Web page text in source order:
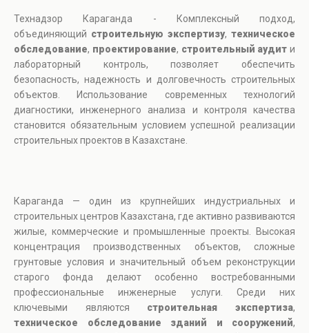
Технадзор Караганда - Комплексный подход,
объединяющий строительную экспертизу, техническое
обследование, проектирование, строительный аудит и
лабораторный контроль, позволяет обеспечить
безопасность, надежность и долговечность строительных
объектов. Использование современных технологий
диагностики, инженерного анализа и контроля качества
становится обязательным условием успешной реализации
строительных проектов в Казахстане.
Караганда — один из крупнейших индустриальных и
строительных центров Казахстана, где активно развиваются
жилые, коммерческие и промышленные проекты. Высокая
концентрация производственных объектов, сложные
грунтовые условия и значительный объем реконструкции
старого фонда делают особенно востребованными
профессиональные инженерные услуги. Среди них
ключевыми являются строительная экспертиза,
техническое обследование зданий и сооружений,